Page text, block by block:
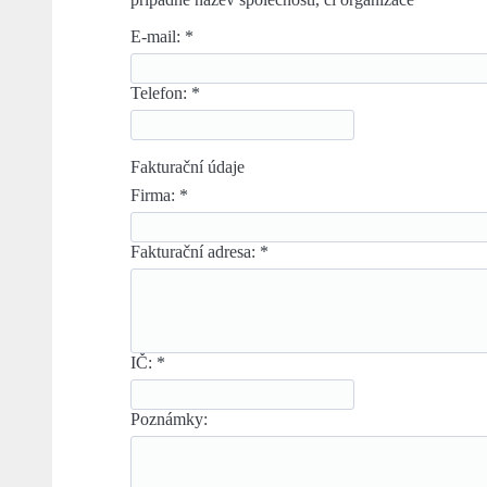
E-mail: *
Telefon: *
Fakturační údaje
Firma: *
Fakturační adresa: *
IČ: *
Poznámky: